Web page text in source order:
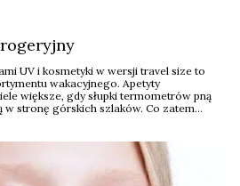
UV i kosmetyki w wersji travel size to
wakacyjnego. Apetyty
większe, gdy słupki termometrów pną
w stronę górskich szlaków. Co zatem